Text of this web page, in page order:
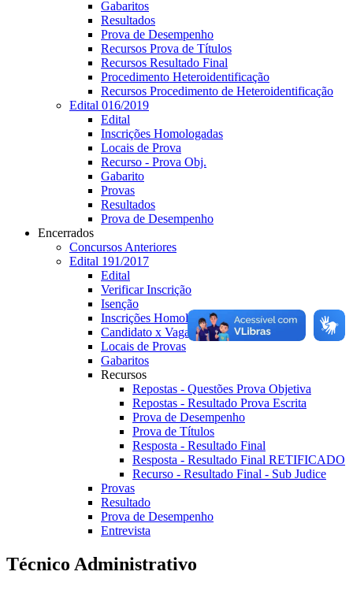
Gabaritos
Resultados
Prova de Desempenho
Recursos Prova de Títulos
Recursos Resultado Final
Procedimento Heteroidentificação
Recursos Procedimento de Heteroidentificação
Edital 016/2019
Edital
Inscrições Homologadas
Locais de Prova
Recurso - Prova Obj.
Gabarito
Provas
Resultados
Prova de Desempenho
Encerrados
Concursos Anteriores
Edital 191/2017
Edital
Verificar Inscrição
Isenção
Inscrições Homologadas
Candidato x Vaga
Locais de Provas
Gabaritos
Recursos
Repostas - Questões Prova Objetiva
Repostas - Resultado Prova Escrita
Prova de Desempenho
Prova de Títulos
Resposta - Resultado Final
Resposta - Resultado Final RETIFICADO
Recurso - Resultado Final - Sub Judice
Provas
Resultado
Prova de Desempenho
Entrevista
Técnico Administrativo